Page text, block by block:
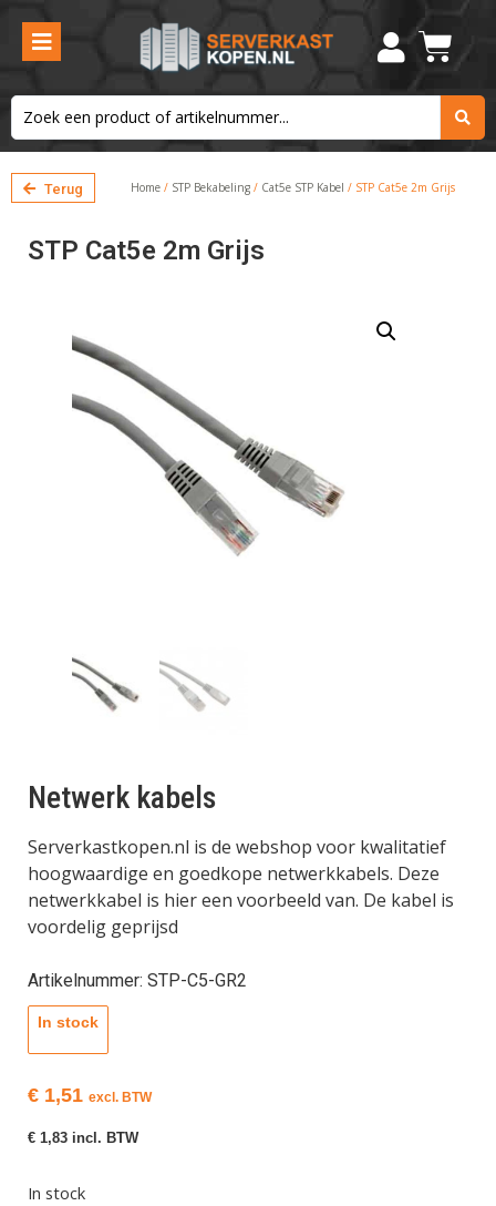
Terug Home / STP Bekabeling / Cat5e STP Kabel / STP Cat5e 2m Grijs
STP Cat5e 2m Grijs
Netwerk kabels
Serverkastkopen.nl is de webshop voor kwalitatief
hoogwaardige en goedkope netwerkkabels. Deze
netwerkkabel is hier een voorbeeld van. De kabel is
voordelig geprijsd
Artikelnummer: STP-C5-GR2
In stock
€ 1,51 excl. BTW
€ 1,83 incl. BTW
In stock